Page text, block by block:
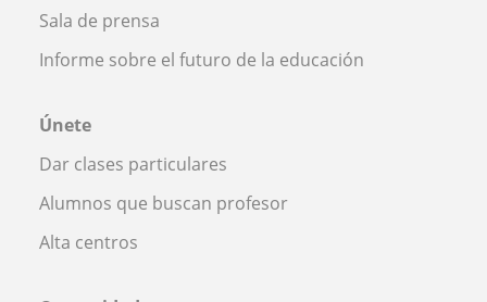
Sala de prensa
Informe sobre el futuro de la educación
Únete
Dar clases particulares
Alumnos que buscan profesor
Alta centros